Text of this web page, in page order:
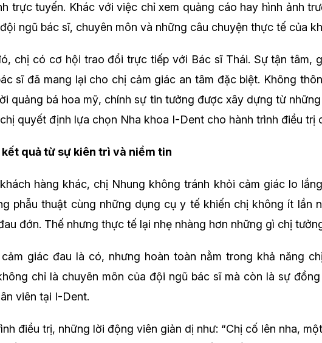
trực tuyến. Khác với việc chỉ xem quảng cáo hay hình ảnh
ngũ bác sĩ, chuyên môn và những câu chuyện thực tế của
chị có cơ hội trao đổi trực tiếp với Bác sĩ Thái. Sự tận tâm,
sĩ đã mang lại cho chị cảm giác an tâm đặc biệt. Không
quảng bá hoa mỹ, chính sự tin tưởng được xây dựng từ
quyết định lựa chọn Nha khoa I-Dent cho hành trình điều trị
quả từ sự kiên trì và niềm tin
hàng khác, chị Nhung không tránh khỏi cảm giác lo
phẫu thuật cùng những dụng cụ y tế khiến chị không ít lần
đớn. Thế nhưng thực tế lại nhẹ nhàng hơn những gì chị
giác đau là có, nhưng hoàn toàn nằm trong khả năng
chỉ là chuyên môn của đội ngũ bác sĩ mà còn là sự
viên tại I-Dent.
điều trị, những lời động viên giản dị như: “Chị cố lên nha,